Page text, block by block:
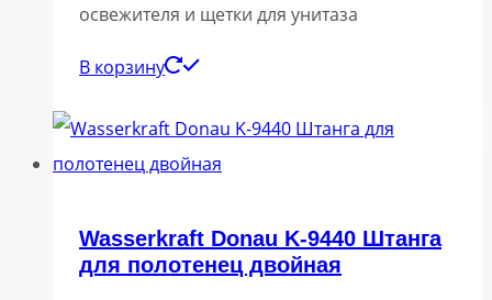
освежителя и щетки для унитаза
В корзину
Wasserkraft Donau K-9440 Штанга
для полотенец двойная